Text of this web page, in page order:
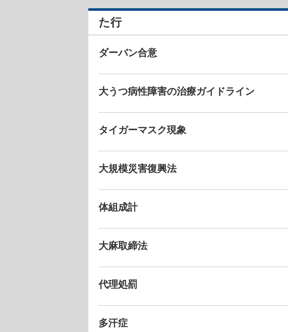
た行
ダーバン合意
大うつ病性障害の治療ガイドライン
タイガーマスク現象
大規模災害復興法
体組成計
大麻取締法
代理処罰
多汗症